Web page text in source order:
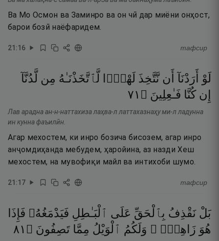
Ва Мо Осмон ва Заминро ва он чӣ дар миёни онҳост,
барои бозӣ наёфаридем.
21:16 тафсир
لَوْ أَرَدْنَآ أَن نَّتَّخِذَ لَهْوًۭا لَّٱتَّخَذْنَـٰهُ مِن لَّدُنَّآ
إِن كُنَّا فَـٰعِلِينَ ۝ ١٧
Лав арадна ан-н-наттахиза лаҳва-л латтахазнаҳу ми-л ладунна
ин кунна фаъилӣн.
Агар мехостем, ки инро бозича бисозем, агар инро
анҷомдиҳанда мебудем, ҳаройина, аз назди Хеш
мехостем, на мувофиқи майл ва интихоби шумо.
21:17 тафсир
بَلْ نَقْذِفُ بِٱلْحَقِّ عَلَى ٱلْبَـٰطِلِ فَيَدْمَغُهُۥ فَإِذَا
هُوَ زَاهِقٌۭ ۚ وَلَكُمُ ٱلْوَيْلُ مِمَّا تَصِفُونَ ۝ ١٨